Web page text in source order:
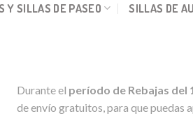
Y SILLAS DE PASEO SILLAS DE
Durante el período de Rebajas del
de envío gratuitos, para que puedas